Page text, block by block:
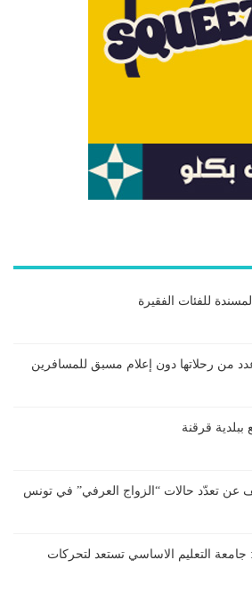
للفئات الفقيرة
من رحلاتها دون إعلام مسبق للمسافرين
عن تعدّد حالات “الزواج العرفي” في تونس
جامعة التعليم الاساسي تستعد لتحركات